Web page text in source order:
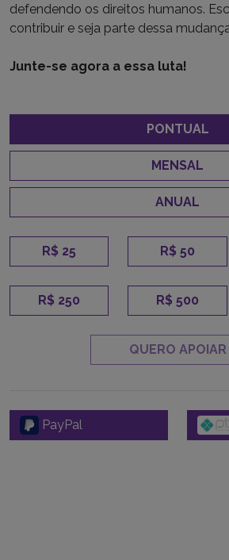
defendendo os direitos humanos.
contribuir e seja parte dessa
Junte-se agora a essa luta!
PONTUAL
MENSAL
ANUAL
R$ 25 R$ 50
R$ 250 R$ 500
QUERO APOIAR
PayPal